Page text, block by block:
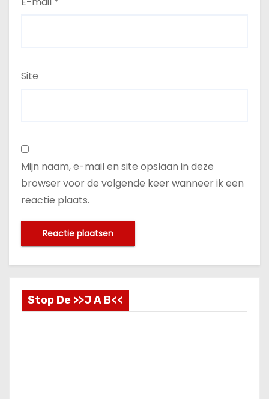
Site
Mijn naam, e-mail en site opslaan in deze
browser voor de volgende keer wanneer ik een
reactie plaats.
Stop De >>J A B<<